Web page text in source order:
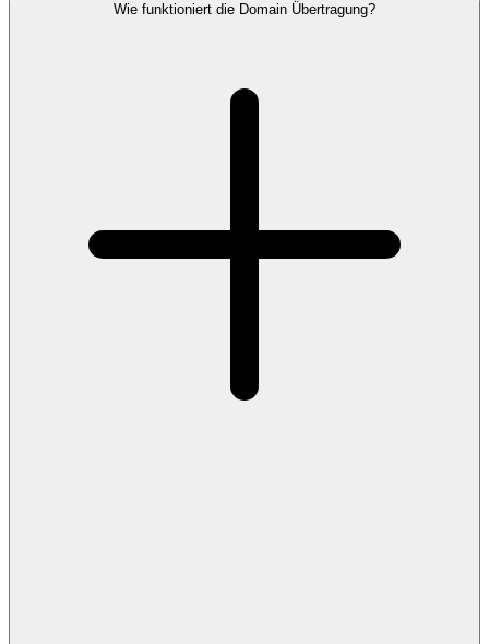
Wie funktioniert die Domain Übertragung?